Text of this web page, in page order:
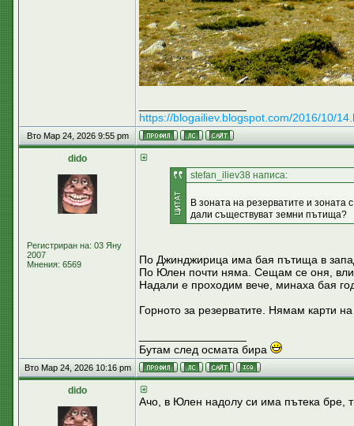
https://blogailiev.blogspot.com/2016/10/
Вто Мар 24, 2026 9:55 pm
dido
Регистриран на: 03 Яну
2007
Мнения: 6569
stefan_iliev38 написа:
В зоната на резерватите и зоната
дали съществуват земни пътища?
По Джинджирица има бая пътища в
По Юлен почти няма. Сещам се оня,
Надали е проходим вече, минаха бая
Горното за резерватите. Нямам карти
Бутам след осмата бира
Вто Мар 24, 2026 10:16 pm
dido
Ачо, в Юлен надолу си има пътека бре,